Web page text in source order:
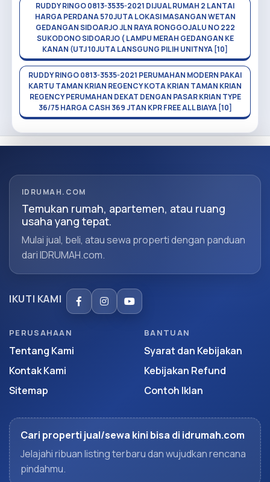
RUDDY RINGO 0813-3535-2021 DIJUAL RUMAH 2 LANTAI
HARGA PERDANA 570JUTA LOKASI MASANGAN WETAN
GEDANGAN SIDOARJO JLN RAYA RONGGOJALU NO 222
SUKODONO SIDOARJO ( LAMPU MERAH GEDANGAN KE
KANAN (UTJ 10JUTA LANSGUNG PILIH UNITNYA [10]
RUDDY RINGO 0813-3535-2021 PERUMAHAN MODERN PAKAI
KARTU TAMAN KRIAN REGENCY KOTA KRIAN TAMAN KRIAN
REGENCY PERUMAHAN DEKAT DENGAN PASAR KRIAN TYPE
36/75 HARGA CASH 369 JTAN KPR FREE ALL BIAYA [10]
IDRUMAH.COM
Temukan rumah, apartemen, atau ruang
usaha yang tepat.
Mulai jual, beli, atau sewa properti dengan panduan
dari IDRUMAH.com.
IKUTI KAMI
PERUSAHAAN
Tentang Kami
Kontak Kami
Sitemap
BANTUAN
Syarat dan Kebijakan
Kebijakan Refund
Contoh Iklan
Cari properti jual/sewa kini bisa di idrumah.com
Jelajahi ribuan listing terbaru dan wujudkan rencana
pindahmu.